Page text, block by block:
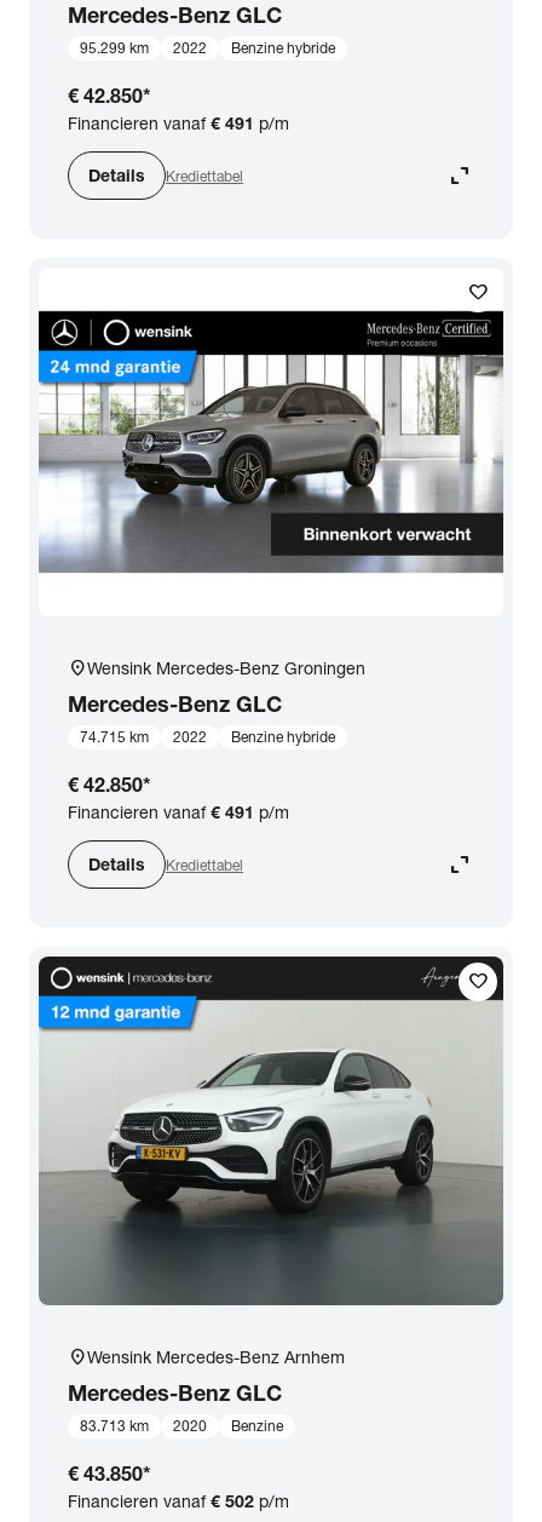
Mercedes-Benz GLC
95.299 km 2022 Benzine hybride
€ 42.850*
Financieren vanaf€ 491 p/m
Details Krediettabel expand_content
favorite
location_onWensink Mercedes-Benz Groningen
Mercedes-Benz GLC
74.715 km 2022 Benzine hybride
€ 42.850*
Financieren vanaf€ 491 p/m
Details Krediettabel expand_content
favorite
location_onWensink Mercedes-Benz Arnhem
Mercedes-Benz GLC
83.713 km 2020 Benzine
€ 43.850*
Financieren vanaf€ 502 p/m